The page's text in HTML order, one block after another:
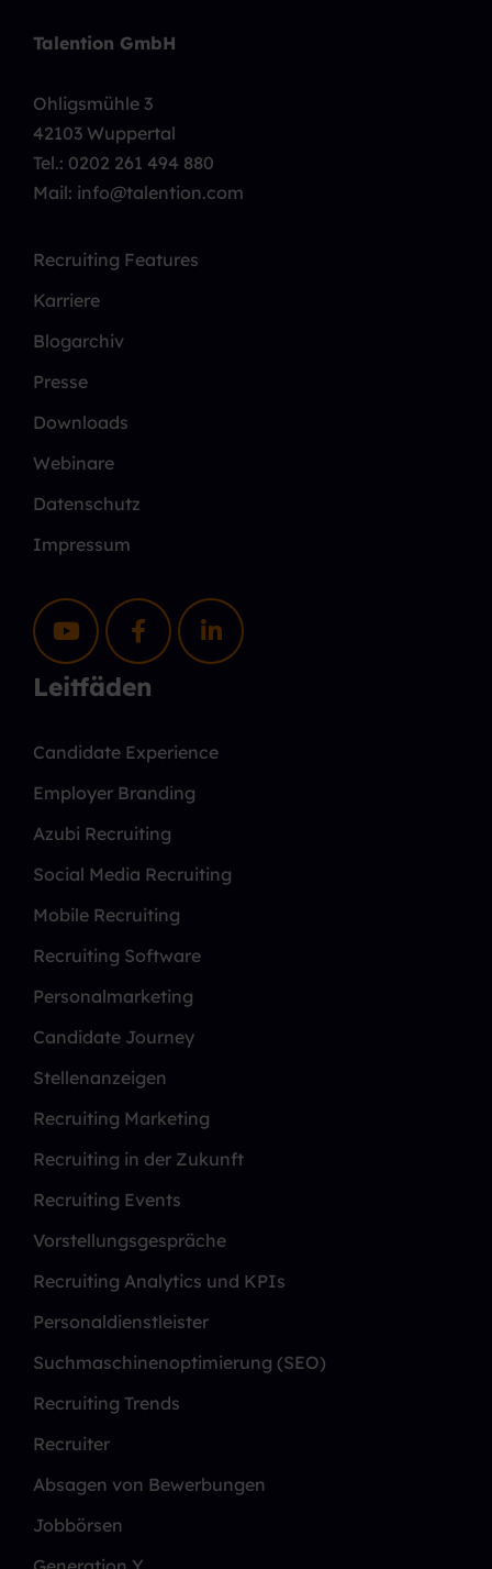
Talention GmbH
Ohligsmühle 3
42103 Wuppertal
Tel.: 0202 261 494 880
Mail: info@talention.com
Recruiting Features
Karriere
Blogarchiv
Presse
Downloads
Webinare
Datenschutz
Impressum
Leitfäden
Candidate Experience
Employer Branding
Azubi Recruiting
Social Media Recruiting
Mobile Recruiting
Recruiting Software
Personalmarketing
Candidate Journey
Stellenanzeigen
Recruiting Marketing
Recruiting in der Zukunft
Recruiting Events
Vorstellungsgespräche
Recruiting Analytics und KPIs
Personaldienstleister
Suchmaschinenoptimierung (SEO)
Recruiting Trends
Recruiter
Absagen von Bewerbungen
Jobbörsen